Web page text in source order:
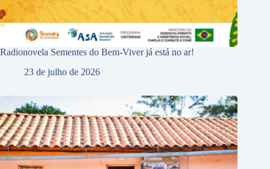
Radionovela Sementes do Bem-Viver já está no ar!
23 de julho de 2026